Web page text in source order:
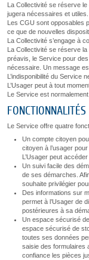
La Collectivité se réserve le
jugera nécessaires et utiles.
Les CGU sont opposables
ce que de nouvelles
La Collectivité s’engage à
La Collectivité se réserve
préavis, le Service pour
nécessaire. Un message
L’indisponibilité du Service
L’Usager peut à tout
Le Service est
FONCTIONNALITÉS
Le Service offre quatre
Un compte citoyen
citoyen à l’usager
L’Usager peut
Un suivi facile des
de ses démarches.
souhaite privilégier
Des informations sur
permet à l’Usager de
postérieures à sa
Un espace sécurisé
espace sécurisé de
toutes ses données
saisie des formulaires
confiance les pièces